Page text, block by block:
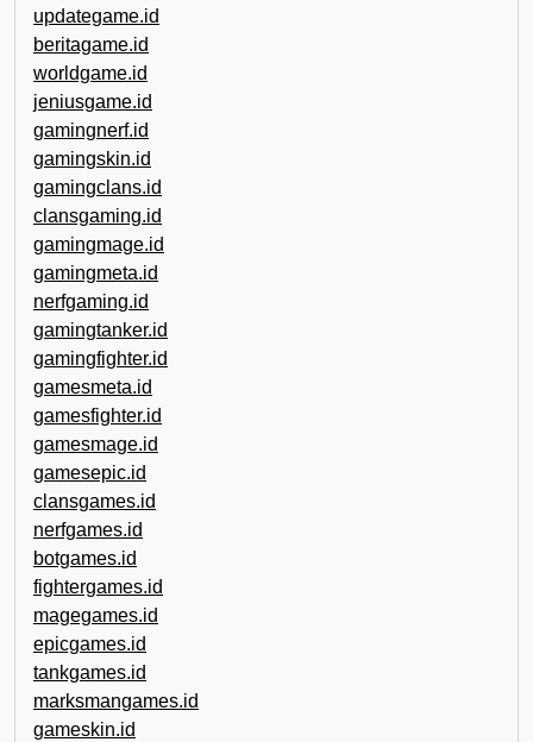
updategame.id
beritagame.id
worldgame.id
jeniusgame.id
gamingnerf.id
gamingskin.id
gamingclans.id
clansgaming.id
gamingmage.id
gamingmeta.id
nerfgaming.id
gamingtanker.id
gamingfighter.id
gamesmeta.id
gamesfighter.id
gamesmage.id
gamesepic.id
clansgames.id
nerfgames.id
botgames.id
fightergames.id
magegames.id
epicgames.id
tankgames.id
marksmangames.id
gameskin.id